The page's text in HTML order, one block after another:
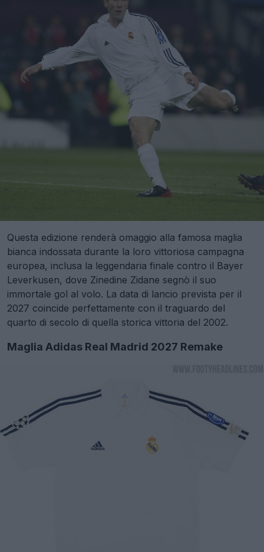
Questa edizione renderà omaggio alla famosa maglia
bianca indossata durante la loro vittoriosa campagna
europea, inclusa la leggendaria finale contro il Bayer
Leverkusen, dove Zinedine Zidane segnò il suo
immortale gol al volo. La data di lancio prevista per il
2027 coincide perfettamente con il traguardo del
quarto di secolo di quella storica vittoria del 2002.
Maglia Adidas Real Madrid 2027 Remake